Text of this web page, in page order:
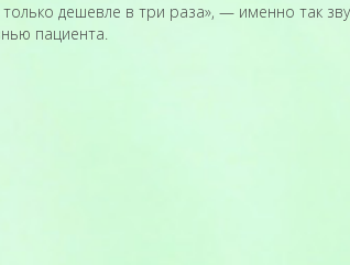
дешевле в три раза», — именно так
пациента.